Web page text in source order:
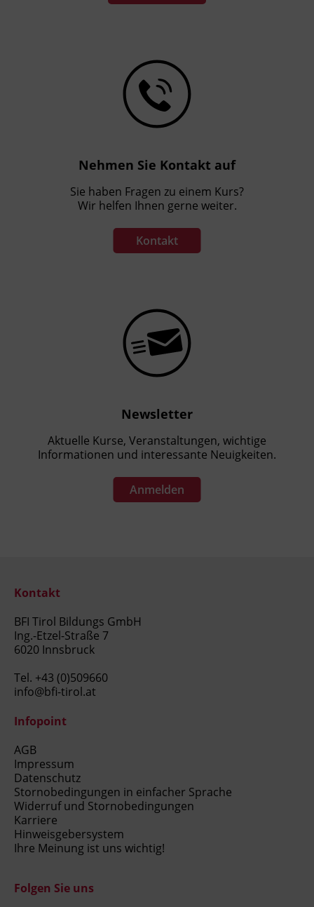
Nehmen Sie Kontakt auf
Sie haben Fragen zu einem Kurs?
Wir helfen Ihnen gerne weiter.
Kontakt
Newsletter
Aktuelle Kurse, Veranstaltungen, wichtige
Informationen und interessante Neuigkeiten.
Anmelden
Kontakt
BFI Tirol Bildungs GmbH
Ing.-Etzel-Straße 7
6020 Innsbruck
Tel. +43 (0)509660
info@bfi-tirol.at
Infopoint
AGB
Impressum
Datenschutz
Stornobedingungen in einfacher Sprache
Widerruf und Stornobedingungen
Karriere
Hinweisgebersystem
Ihre Meinung ist uns wichtig!
Folgen Sie uns